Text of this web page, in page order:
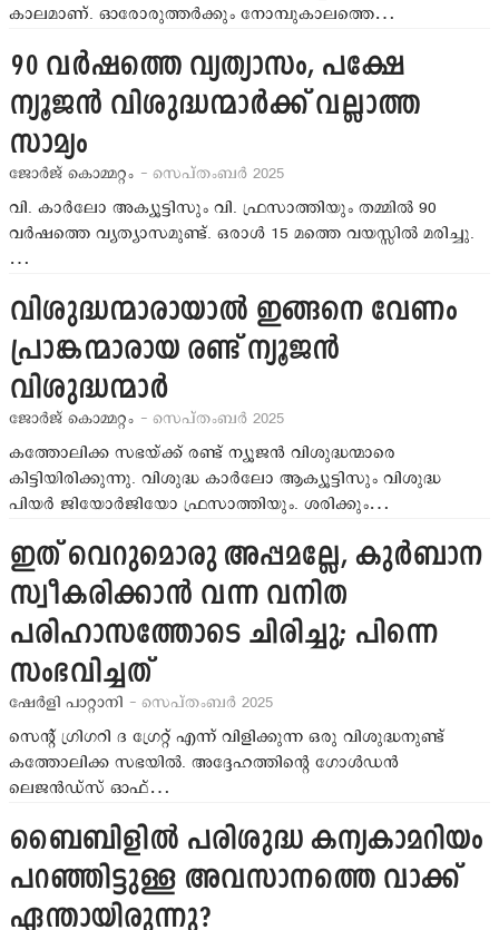
കാലമാണ്. ഓരോരുത്തര്‍ക്കും നോമ്പുകാലത്തെ…
90 വര്‍ഷത്തെ വ്യത്യാസം, പക്ഷേ
ന്യൂജന്‍ വിശുദ്ധന്മാര്‍ക്ക് വല്ലാത്ത
സാമ്യം
ജോര്‍ജ് കൊമ്മറ്റം - സെപ്തംബര്‍ 2025
വി. കാര്‍ലോ അക്യൂട്ടിസും വി. ഫ്രസാത്തിയും തമ്മില്‍ 90
വര്‍ഷത്തെ വ്യത്യാസമുണ്ട്. ഒരാള്‍ 15 മത്തെ വയസ്സില്‍ മരിച്ചു.
…
വിശുദ്ധന്മാരായാല്‍ ഇങ്ങനെ വേണം
പ്രാങ്കന്മാരായ രണ്ട് ന്യൂജന്‍
വിശുദ്ധന്മാര്‍
ജോര്‍ജ് കൊമ്മറ്റം - സെപ്തംബര്‍ 2025
കത്തോലിക്ക സഭയ്ക്ക് രണ്ട് ന്യൂജന്‍ വിശുദ്ധന്മാരെ
കിട്ടിയിരിക്കുന്നു. വിശുദ്ധ കാര്‍ലോ ആക്യൂട്ടിസും വിശുദ്ധ
പിയര്‍ ജിയോര്‍ജിയോ ഫ്രസാത്തിയും. ശരിക്കും…
ഇത് വെറുമൊരു അപ്പമല്ലേ, കുര്‍ബാന
സ്വീകരിക്കാന്‍ വന്ന വനിത
പരിഹാസത്തോടെ ചിരിച്ചു; പിന്നെ
സംഭവിച്ചത്
ഷേര്‍ളി പാറ്റാനി - സെപ്തംബര്‍ 2025
സെന്റ് ഗ്രിഗറി ദ ഗ്രേറ്റ് എന്ന് വിളിക്കുന്ന ഒരു വിശുദ്ധനുണ്ട്
കത്തോലിക്ക സഭയില്‍. അദ്ദേഹത്തിന്റെ ഗോള്‍ഡന്‍
ലെജന്‍ഡ്‌സ് ഓഫ്…
ബൈബിളില്‍ പരിശുദ്ധ കന്യകാമറിയം
പറഞ്ഞിട്ടുള്ള അവസാനത്തെ വാക്ക്
ഏന്തായിരുന്നു?